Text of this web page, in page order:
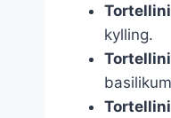
kylling.